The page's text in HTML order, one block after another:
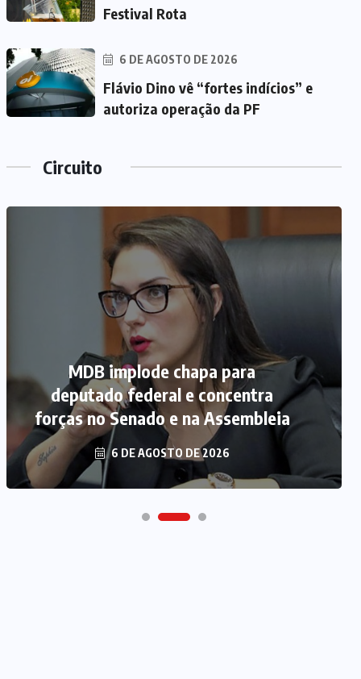
Festival Rota
6 DE AGOSTO DE 2026
Flávio Dino vê “fortes indícios” e
autoriza operação da PF
Circuito
MDB implode chapa para
deputado federal e concentra
forças no Senado e na Assembleia
6 DE AGOSTO DE 2026